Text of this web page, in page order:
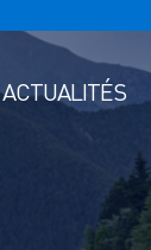
ACTUALITÉS